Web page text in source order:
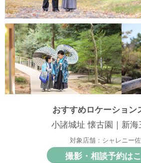
おすすめロケーション
小諸城址 懐古園｜新海
対象店舗：シャレニー
撮影・相談予約は